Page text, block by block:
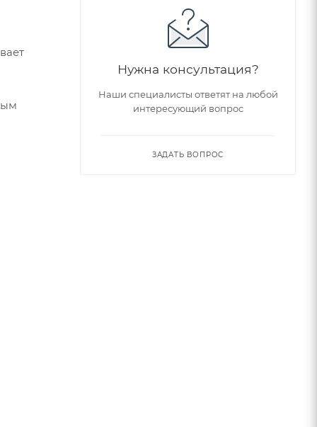
Нужна консультация?
Наши специалисты ответят на любой
интересующий вопрос
ЗАДАТЬ ВОПРОС